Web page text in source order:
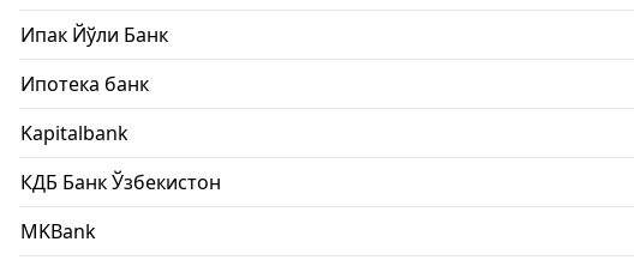
Ипак Йўли Банк
Ипотека банк
Kapitalbank
КДБ Банк Ўзбекистон
MKBank